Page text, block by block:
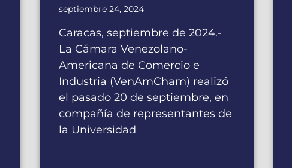
septiembre 24, 2024
Caracas, septiembre de 2024.-
La Cámara Venezolano-
Americana de Comercio e
Industria (VenAmCham) realizó
el pasado 20 de septiembre, en
compañía de representantes de
la Universidad